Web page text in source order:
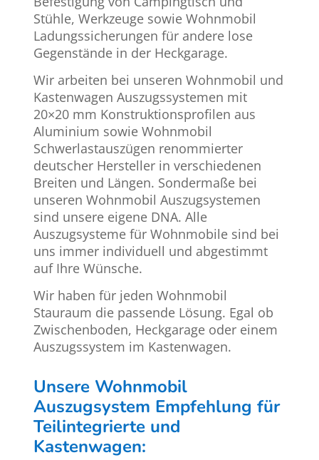
Stühle, Werkzeuge sowie Wohnmobil
Ladungssicherungen für andere lose
Gegenstände in der Heckgarage.
Wir arbeiten bei unseren Wohnmobil und
Kastenwagen Auszugssystemen mit
20×20 mm Konstruktionsprofilen aus
Aluminium sowie Wohnmobil
Schwerlastauszügen renommierter
deutscher Hersteller in verschiedenen
Breiten und Längen. Sondermaße bei
unseren Wohnmobil Auszugsystemen
sind unsere eigene DNA. Alle
Auszugsysteme für Wohnmobile sind bei
uns immer individuell und abgestimmt
auf Ihre Wünsche.
Wir haben für jeden Wohnmobil
Stauraum die passende Lösung. Egal ob
Zwischenboden, Heckgarage oder einem
Auszugssystem im Kastenwagen.
Unsere Wohnmobil
Auszugsystem Empfehlung für
Teilintegrierte und
Kastenwagen: